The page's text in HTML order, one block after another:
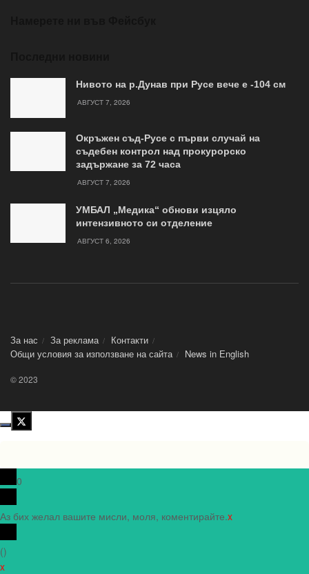
Нивото на р.Дунав при Русе вече е -104 см
АВГУСТ 7, 2026
Окръжен съд-Русе с първи случай на
съдебен контрол над прокурорско
задържане за 72 часа
АВГУСТ 7, 2026
УМБАЛ „Медика“ обнови изцяло
интензивното си отделение
АВГУСТ 6, 2026
За нас За реклама
Контакти
Общи условия за използване на сайта
News in Еnglish
© 2023
0
Аз бих желал вашите мисли, моля, коментирайте.x
()
x